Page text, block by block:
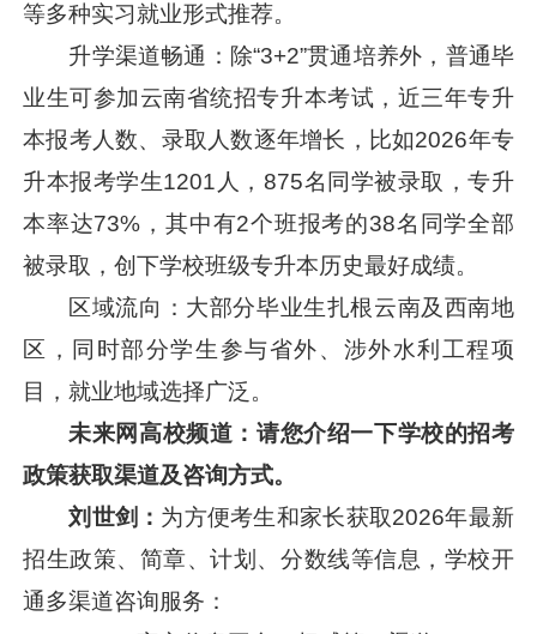
等多种实习就业形式推荐。
升学渠道畅通：除“3+2”贯通培养外，普通毕
业生可参加云南省统招专升本考试，近三年专升
本报考人数、录取人数逐年增长，比如2026年专
升本报考学生1201人，875名同学被录取，专升
本率达73%，其中有2个班报考的38名同学全部
被录取，创下学校班级专升本历史最好成绩。
区域流向：大部分毕业生扎根云南及西南地
区，同时部分学生参与省外、涉外水利工程项
目，就业地域选择广泛。
未来网高校频道：请您介绍一下学校的招考
政策获取渠道及咨询方式。
刘世剑： 为方便考生和家长获取2026年最新
招生政策、简章、计划、分数线等信息，学校开
通多渠道咨询服务：